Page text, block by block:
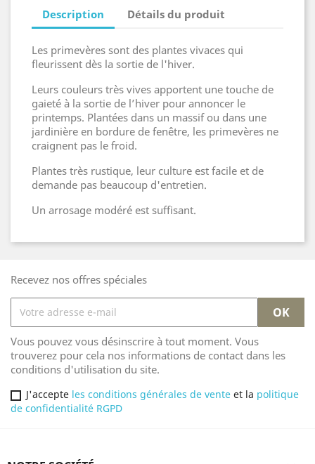
Description Détails du produit
Les primevères sont des plantes vivaces qui
fleurissent dès la sortie de l'hiver.
Leurs couleurs très vives apportent une touche de
gaieté à la sortie de l’hiver pour annoncer le
printemps. Plantées dans un massif ou dans une
jardinière en bordure de fenêtre, les primevères ne
craignent pas le froid.
Plantes très rustique, leur culture est facile et de
demande pas beaucoup d'entretien.
Un arrosage modéré est suffisant.
Recevez nos offres spéciales
Vous pouvez vous désinscrire à tout moment. Vous
trouverez pour cela nos informations de contact dans les
conditions d'utilisation du site.
J'accepte les conditions générales de vente et la politique
de confidentialité RGPD